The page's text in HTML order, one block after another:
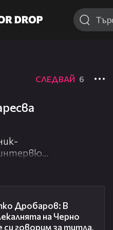
СЛЕДВАЙ 6
на
а
Дробаров: В
на Черно
си говорим за титла,